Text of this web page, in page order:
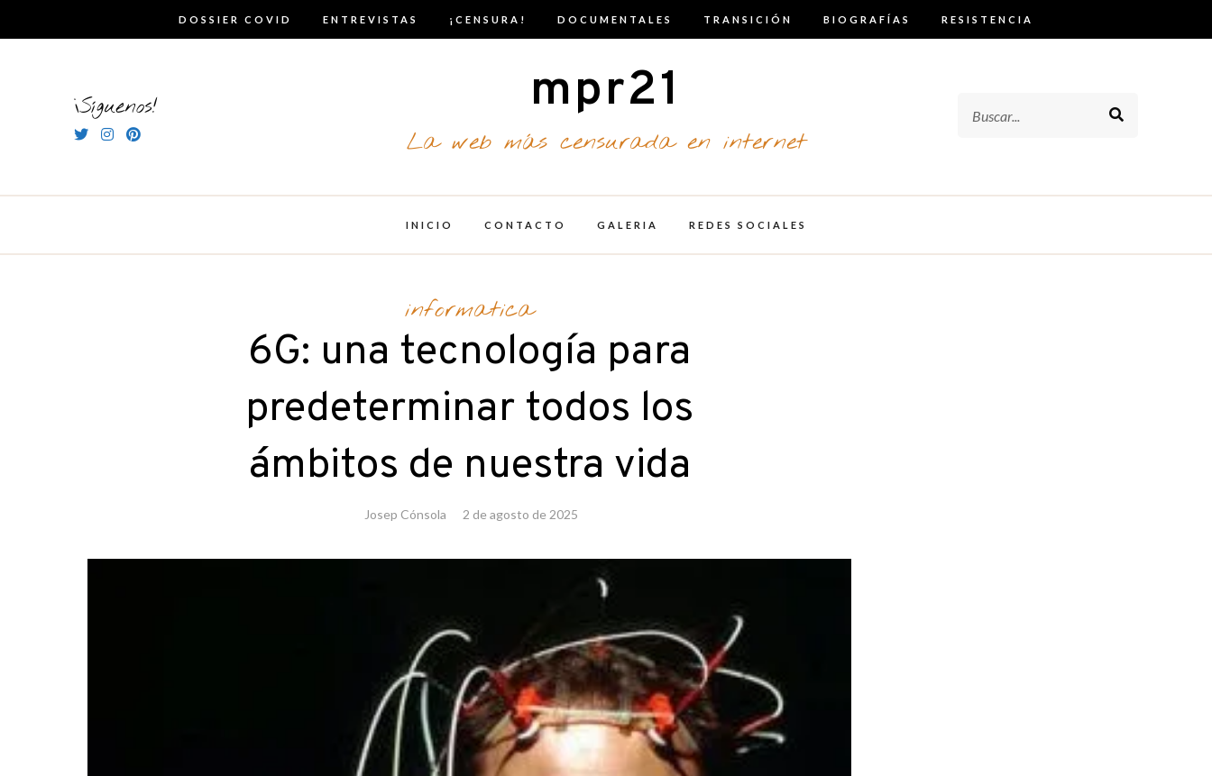
DOSSIER COVID ENTREVISTAS ¡CENSURA! DOCUMENTALES TRANSICIÓN BIOGRAFÍAS RESISTENCIA
¡Síguenos! mpr21
La web más censurada en internet
INICIO CONTACTO GALERIA REDES SOCIALES
informatica
6G: una tecnología para
predeterminar todos los
ámbitos de nuestra vida
Josep Cónsola 2 de agosto de 2025